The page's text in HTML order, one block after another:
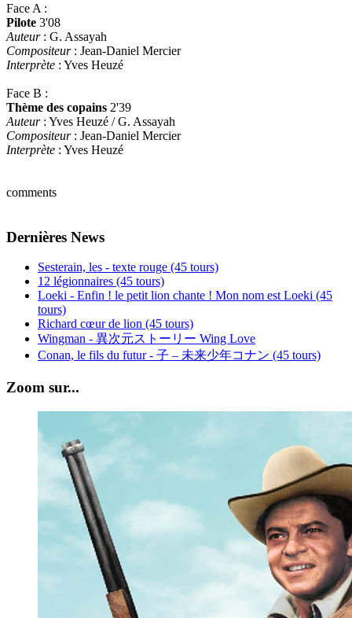
Face A :
Pilote 3'08
Auteur: G. Assayah
Compositeur: Jean-Daniel Mercier
Interprète : Yves Heuzé
Face B :
Thème des copains 2'39
Auteur: Yves Heuzé / G. Assayah
Compositeur: Jean-Daniel Mercier
Interprète : Yves Heuzé
comments
Dernières News
Sesterain, les - texte rouge (45 tours)
12 légionnaires (45 tours)
Loeki - Enfin ! le petit lion chante ! Mon nom est Loeki (45
tours)
Richard cœur de lion (45 tours)
Wingman - 異次元ストーリー Wing Love
Conan, le fils du futur - 子 – 未来少年コナン (45 tours)
Zoom sur...